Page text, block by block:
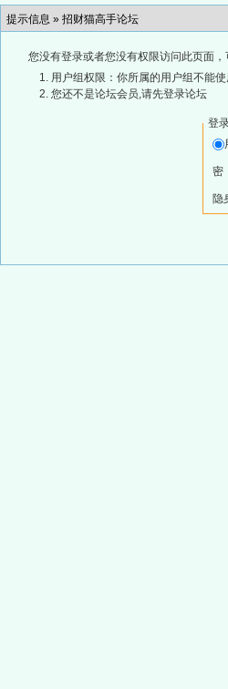
提示信息 » 招财猫高手论坛
您没有登录或者您没有权限访问此页面
用户组权限：你所属的用户组不能
您还不是论坛会员,请先登录论坛
登
密
隐